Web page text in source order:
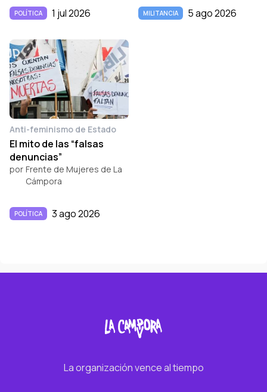
POLÍTICA 1 jul 2026 MILITANCIA 5 ago 2026
Anti-feminismo de Estado
El mito de las “falsas
denuncias”
por Frente de Mujeres de La
Cámpora
POLÍTICA 3 ago 2026
La organización vence al tiempo